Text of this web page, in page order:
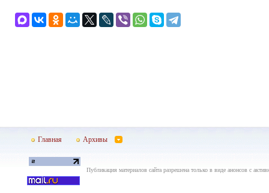
Главная Архивы
Публикация материалов сайта разрешена только в виде анонсов с